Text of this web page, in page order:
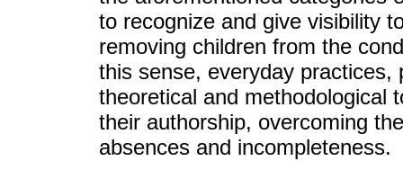
to recognize and give visibility
removing children from the
this sense, everyday
theoretical and methodological
their authorship, overcoming
absences and incompleteness.